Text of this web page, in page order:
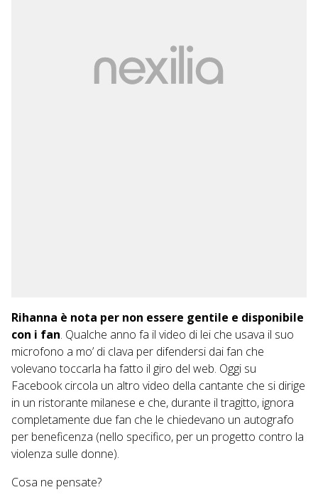
Rihanna è nota per non essere gentile e disponibile
con i fan. Qualche anno fa il video di lei che usava il suo
microfono a mo’ di clava per difendersi dai fan che
volevano toccarla ha fatto il giro del web. Oggi su
Facebook circola un altro video della cantante che si dirige
in un ristorante milanese e che, durante il tragitto, ignora
completamente due fan che le chiedevano un autografo
per beneficenza (nello specifico, per un progetto contro la
violenza sulle donne).
Cosa ne pensate?